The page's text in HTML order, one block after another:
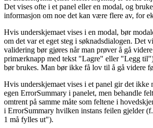
Det vises ofte i et panel eller en modal, og
informasjon om noe det kan være flere av, for
Hvis underskjemaet vises i en modal, bør
om det var et eget steg i søknadsdialogen. Det
validering bør gjøres når man prøver å gå
primærknapp med tekst "Lagre" eller "Legg
bør brukes. Man bør ikke få lov til å gå videre
Hvis underskjemaet vises i et panel gir det ikke
egen ErrorSummary i panelet, men behandle
omtrent på samme måte som feltene i
i ErrorSummary hvilken instans feilen gjelder
1 må fylles ut").